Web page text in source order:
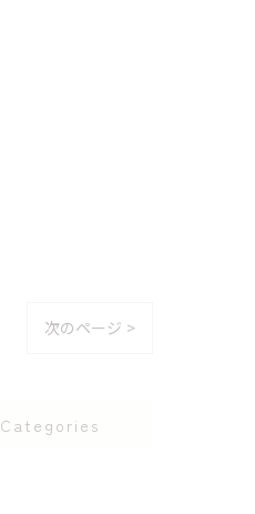
次のページ >
Categories